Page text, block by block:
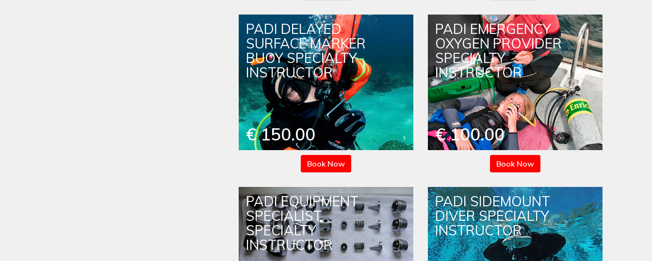
PADI DELAYED
SURFACE MARKER
BUOY SPECIALTY
INSTRUCTOR
€ 150.00
Book Now
PADI EMERGENCY
OXYGEN PROVIDER
SPECIALTY
INSTRUCTOR
€ 100.00
Book Now
PADI EQUIPMENT
SPECIALIST
SPECIALTY
INSTRUCTOR
PADI SIDEMOUNT
DIVER SPECIALTY
INSTRUCTOR